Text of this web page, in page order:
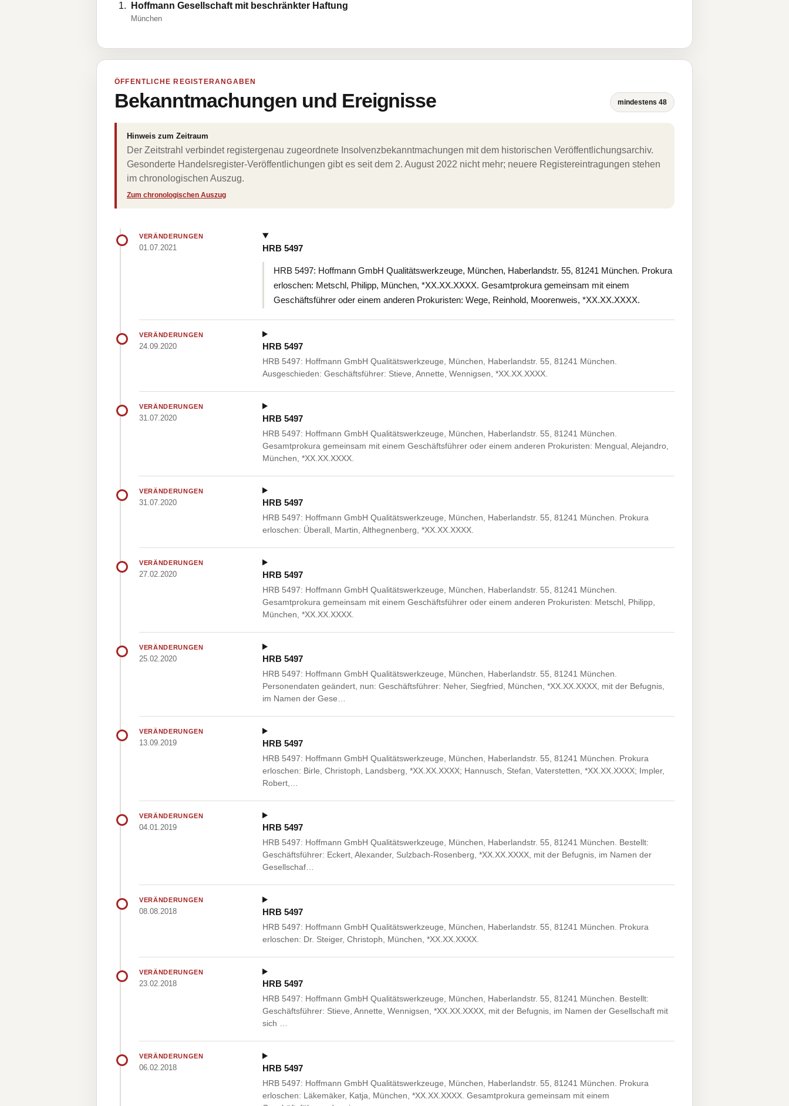
Hoffmann Gesellschaft mit beschränkter Haftung
München
ÖFFENTLICHE REGISTERANGABEN
Bekanntmachungen und Ereignisse mindestens 48
Hinweis zum Zeitraum
Der Zeitstrahl verbindet registergenau zugeordnete Insolvenzbekanntmachungen mit dem historischen Veröffentlichungsarchiv.
Gesonderte Handelsregister-Veröffentlichungen gibt es seit dem 2. August 2022 nicht mehr; neuere Registereintragungen stehen
im chronologischen Auszug.
Zum chronologischen Auszug
VERÄNDERUNGEN
01.07.2021 HRB 5497
HRB 5497: Hoffmann GmbH Qualitätswerkzeuge, München, Haberlandstr. 55, 81241 München. Prokura
erloschen: Metschl, Philipp, München, *XX.XX.XXXX. Gesamtprokura gemeinsam mit einem
Geschäftsführer oder einem anderen Prokuristen: Wege, Reinhold, Moorenweis, *XX.XX.XXXX.
VERÄNDERUNGEN
24.09.2020 HRB 5497
HRB 5497: Hoffmann GmbH Qualitätswerkzeuge, München, Haberlandstr. 55, 81241 München.
Ausgeschieden: Geschäftsführer: Stieve, Annette, Wennigsen, *XX.XX.XXXX.
VERÄNDERUNGEN
31.07.2020 HRB 5497
HRB 5497: Hoffmann GmbH Qualitätswerkzeuge, München, Haberlandstr. 55, 81241 München.
Gesamtprokura gemeinsam mit einem Geschäftsführer oder einem anderen Prokuristen: Mengual, Alejandro,
München, *XX.XX.XXXX.
VERÄNDERUNGEN
31.07.2020 HRB 5497
HRB 5497: Hoffmann GmbH Qualitätswerkzeuge, München, Haberlandstr. 55, 81241 München. Prokura
erloschen: Überall, Martin, Althegnenberg, *XX.XX.XXXX.
VERÄNDERUNGEN
27.02.2020 HRB 5497
HRB 5497: Hoffmann GmbH Qualitätswerkzeuge, München, Haberlandstr. 55, 81241 München.
Gesamtprokura gemeinsam mit einem Geschäftsführer oder einem anderen Prokuristen: Metschl, Philipp,
München, *XX.XX.XXXX.
VERÄNDERUNGEN
25.02.2020 HRB 5497
HRB 5497: Hoffmann GmbH Qualitätswerkzeuge, München, Haberlandstr. 55, 81241 München.
Personendaten geändert, nun: Geschäftsführer: Neher, Siegfried, München, *XX.XX.XXXX, mit der Befugnis,
im Namen der Gese…
VERÄNDERUNGEN
13.09.2019 HRB 5497
HRB 5497: Hoffmann GmbH Qualitätswerkzeuge, München, Haberlandstr. 55, 81241 München. Prokura
erloschen: Birle, Christoph, Landsberg, *XX.XX.XXXX; Hannusch, Stefan, Vaterstetten, *XX.XX.XXXX; Impler,
Robert,…
VERÄNDERUNGEN
04.01.2019 HRB 5497
HRB 5497: Hoffmann GmbH Qualitätswerkzeuge, München, Haberlandstr. 55, 81241 München. Bestellt:
Geschäftsführer: Eckert, Alexander, Sulzbach-Rosenberg, *XX.XX.XXXX, mit der Befugnis, im Namen der
Gesellschaf…
VERÄNDERUNGEN
08.08.2018 HRB 5497
HRB 5497: Hoffmann GmbH Qualitätswerkzeuge, München, Haberlandstr. 55, 81241 München. Prokura
erloschen: Dr. Steiger, Christoph, München, *XX.XX.XXXX.
VERÄNDERUNGEN
23.02.2018 HRB 5497
HRB 5497: Hoffmann GmbH Qualitätswerkzeuge, München, Haberlandstr. 55, 81241 München. Bestellt:
Geschäftsführer: Stieve, Annette, Wennigsen, *XX.XX.XXXX, mit der Befugnis, im Namen der Gesellschaft mit
sich …
VERÄNDERUNGEN
06.02.2018 HRB 5497
HRB 5497: Hoffmann GmbH Qualitätswerkzeuge, München, Haberlandstr. 55, 81241 München. Prokura
erloschen: Läkemäker, Katja, München, *XX.XX.XXXX. Gesamtprokura gemeinsam mit einem